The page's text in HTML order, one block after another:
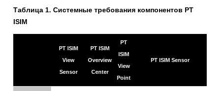
Таблица 1. Системные требования компонентов PT
ISIM
PT ISIM
View
Sensor
PT ISIM
Overview
Center
PT
ISIM
View
Point
PT ISIM Sensor